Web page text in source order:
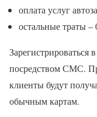
оплата услуг
остальные траты –
посредством СМС.
клиенты будут
обычным картам.